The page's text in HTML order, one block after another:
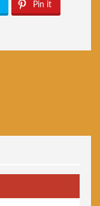
Pin it